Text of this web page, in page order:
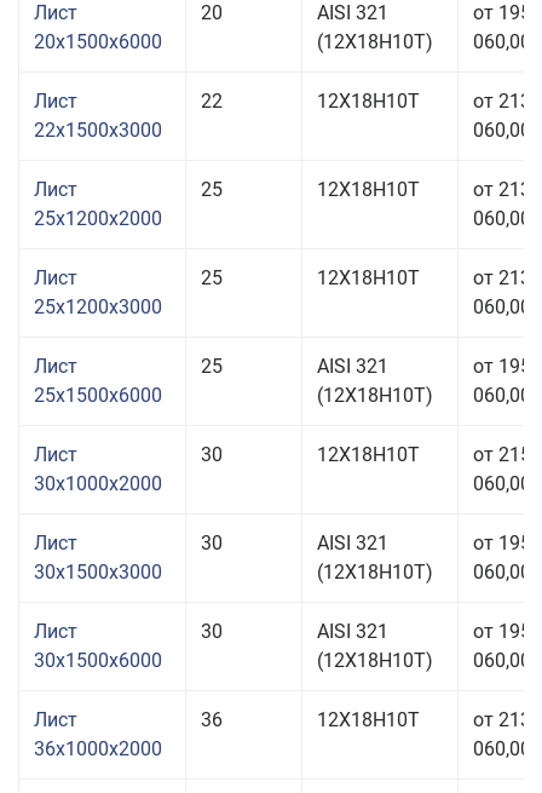
Лист
20x1500x6000
20
AISI 321
(12Х18Н10Т)
от 195
060,00
Лист
22x1500x3000
22 12Х18Н10Т
от 213
060,00
Лист
25x1200x2000
25 12Х18Н10Т
от 213
060,00
Лист
25x1200x3000
25 12Х18Н10Т
от 213
060,00
Лист
25x1500x6000
25
AISI 321
(12Х18Н10Т)
от 195
060,00
Лист
30x1000x2000
30 12Х18Н10Т
от 215
060,00
Лист
30x1500x3000
30
AISI 321
(12Х18Н10Т)
от 195
060,00
Лист
30x1500x6000
30
AISI 321
(12Х18Н10Т)
от 195
060,00
Лист
36x1000x2000
36 12Х18Н10Т
от 213
060,00